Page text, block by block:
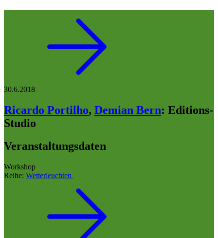
30.6.2018
Ricardo Portilho, Demian Bern: Editions-
Studio
Veranstaltungsdaten
Workshop
Reihe: Wetterleuchten